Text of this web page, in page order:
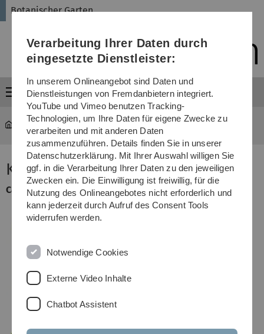
Direkt
Direkt
Direkt
(Sprache,
Drucken,
Media)
Direkt
Direkt
Botanischer Garten
Menü
...
Kümmel
Carum carvi( Apiaceae)
Verarbeitung Ihrer Daten durch
eingesetzte Dienstleister:
In unserem Onlineangebot sind Daten und
Dienstleistungen von Fremdanbietern integriert.
YouTube und Vimeo benutzen Tracking-
Technologien, um Ihre Daten für eigene Zwecke zu
verarbeiten und mit anderen Daten
zusammenzuführen. Details finden Sie in unserer
Datenschutzerklärung. Mit Ihrer Auswahl willigen Sie
ggf. in die Verarbeitung Ihrer Daten zu den jeweiligen
Zwecken ein. Die Einwilligung ist freiwillig, für die
Nutzung des Onlineangebotes nicht erforderlich und
kann jederzeit durch Aufruf des Consent Tools
widerrufen werden.
Notwendige Cookies
Externe Video Inhalte
Chatbot Assistent